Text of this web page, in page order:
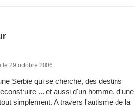
le 29 octobre 2006
Serbie qui se cherche, des destins
... et aussi d'un homme, d'une
simplement. A travers l'autisme de la